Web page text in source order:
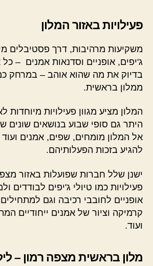
פעילויות באזור המלון
משקיעות מרהיבות, דרך פסטיבלים
ג'יפים, אופניים וסדנאות אמנים –
בדיוק את מה שהוא אוהב – במרחק
ממלון בראשית.
המלון מציע מגוון פעילויות מיוחדות
היתר גם סופי שבוע בנושאים שונים
אל המלון מומחים, שפים, אמנים
להגיע בזכות הפעלותיהם.
ישנן שלל חברות שפועלות באזור
פעילויות כמו טיולי ג'יפים לבודדים
אופניים לחובבי רכיבה וגם
קרמיקה וציור של אמנים ייחודיים
ועוד.
מלון בראשית מצפה רמון –